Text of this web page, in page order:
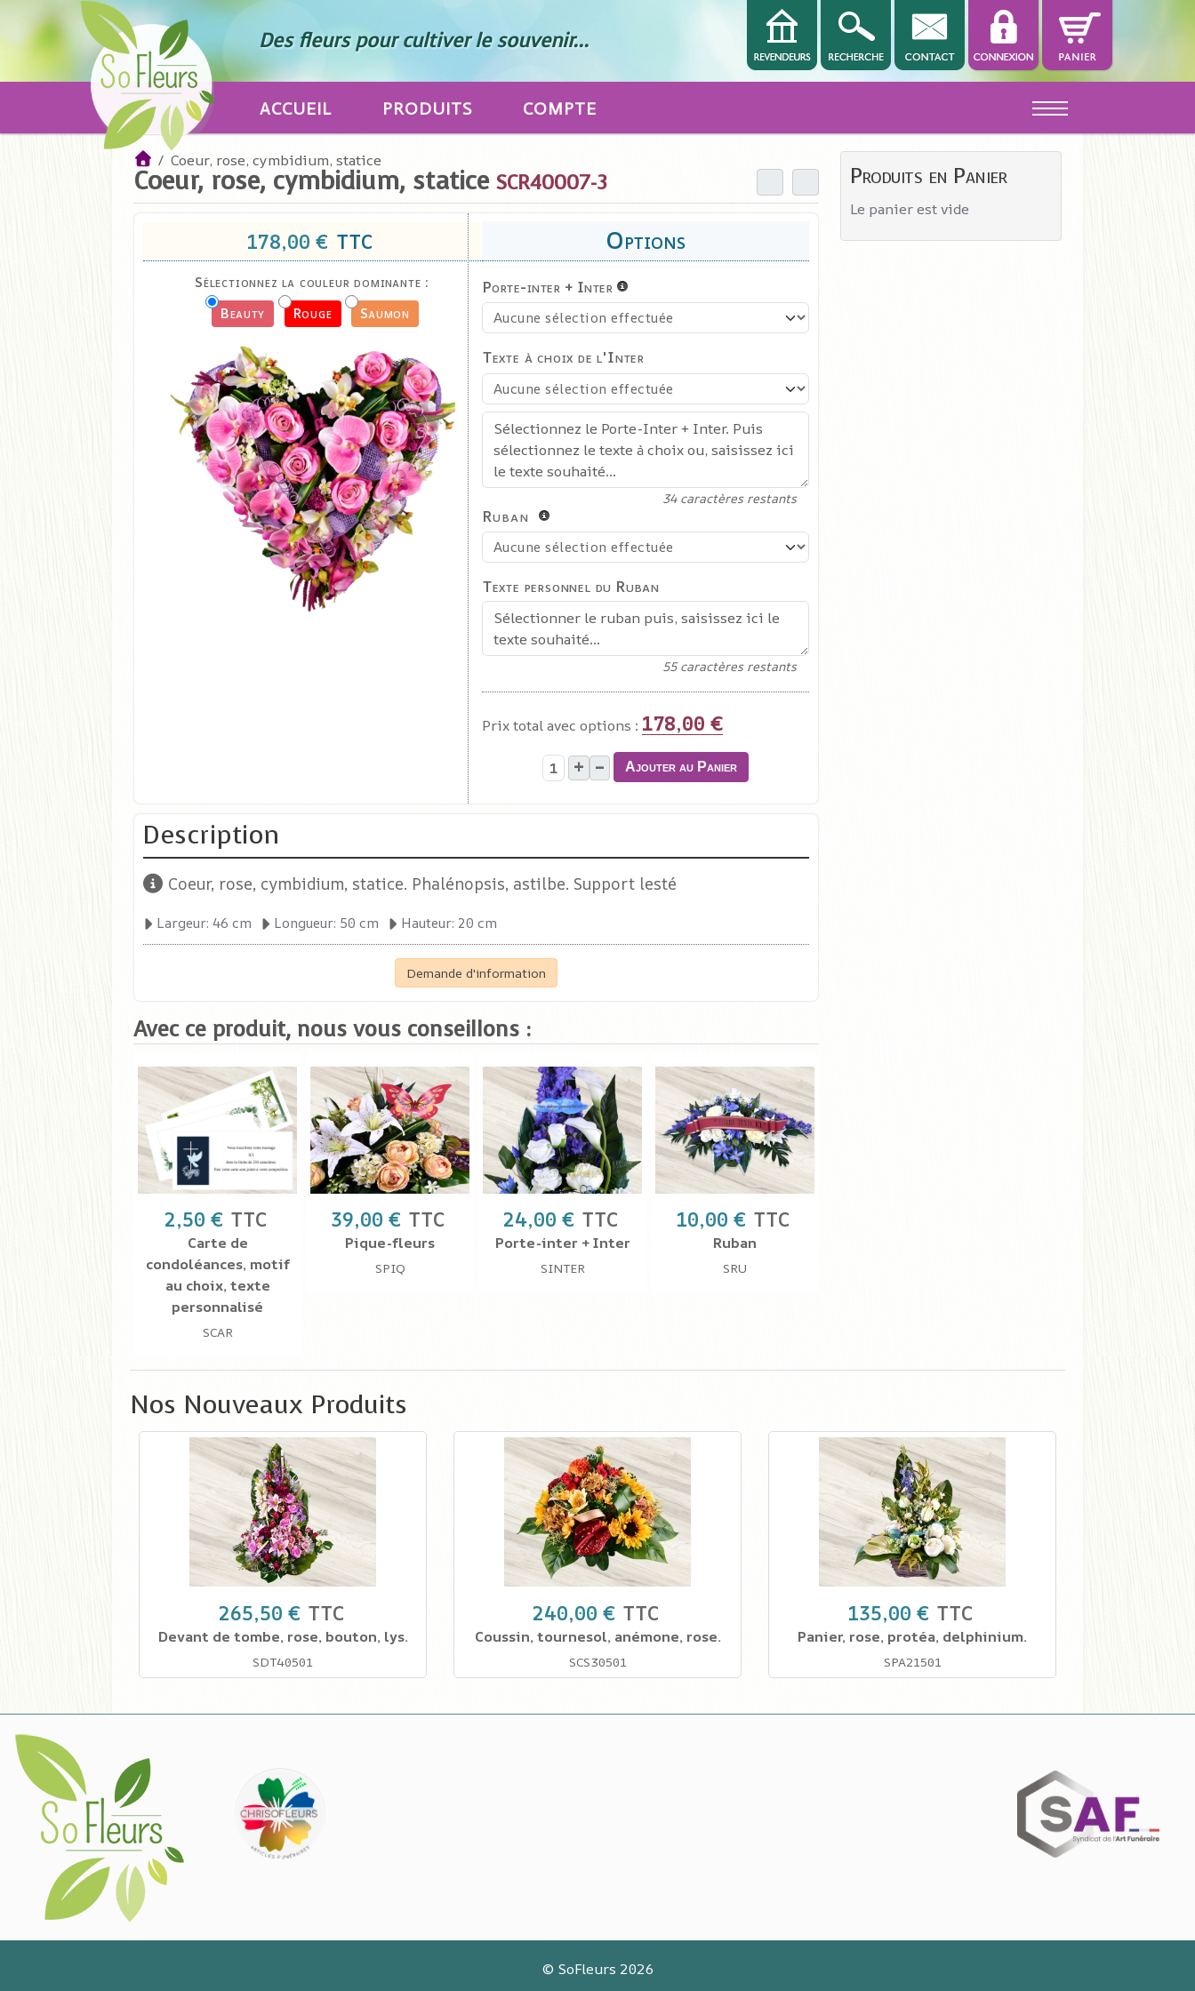
Des fleurs pour cultiver le souvenir...
ACCUEIL PRODUITS COMPTE Off-Canvas Toggle
Coeur, rose, cymbidium, statice
Coeur, rose, cymbidium, statice SCR40007-3
178,00 € TTC
Sélectionnez la couleur dominante :
Beauty
Rouge Saumon
Porte-inter + Inter
Ruban
Texte à choix de l'Inter
34caractères restants
Texte personnel du Ruban
55caractères restants
Prix total avec options : 178,00 €
+ – Ajouter au Panier
Description
Coeur, rose, cymbidium, statice. Phalénopsis, astilbe. Support lesté
Largeur: 46 cm Longueur: 50 cm Hauteur: 20 cm
Demande d'information
Avec ce produit, nous vous conseillons :
2,50 € TTC
Carte de
condoléances, motif
au choix, texte
personnalisé
SCAR
39,00 € TTC
Pique-fleurs
SPIQ
24,00 € TTC
Porte-inter + Inter
SINTER
10,00 € TTC
Ruban
SRU
Produits en Panier
Le panier est vide
Nos Nouveaux Produits
265,50 € TTC
Devant de tombe, rose, bouton, lys.
SDT40501
240,00 € TTC
Coussin, tournesol, anémone, rose.
SCS30501
135,00 € TTC
Panier, rose, protéa, delphinium.
SPA21501
© SoFleurs 2026